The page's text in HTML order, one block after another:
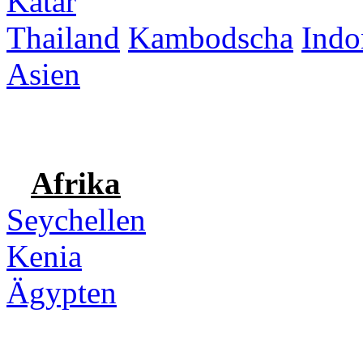
Thailand Kambodscha
Asien
Afrika
Seychellen
Kenia
Ägypten